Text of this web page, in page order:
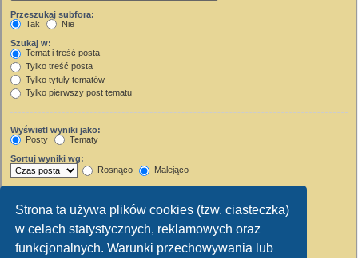
Strona ta używa plików cookies (tzw. ciasteczka)
w celach statystycznych, reklamowych oraz
funkcjonalnych. Warunki przechowywania lub
Przeszukaj subfora:
Tak
Nie
Szukaj w:
Temat i treść posta
Tylko treść posta
Tylko tytuły tematów
Tylko pierwszy post tematu
Wyświetl wyniki jako:
Posty
Tematy
Sortuj wyniki wg:
Rosnąco
Malejąco
Wyświetl pierwsze:
Ustaw 0, aby wyświetlić cały post.
znaków w poście